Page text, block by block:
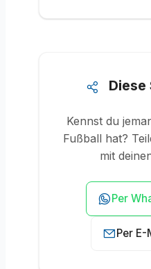
Diese
Kennst du
Fußball hat?
mit
Per
Per